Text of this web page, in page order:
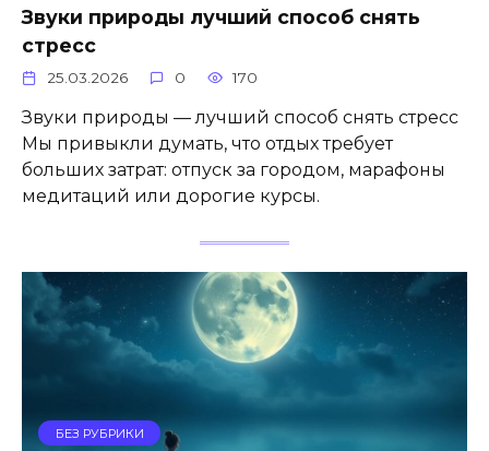
Звуки природы лучший способ снять
стресс
25.03.2026 0 170
Звуки природы — лучший способ снять стресс
Мы привыкли думать, что отдых требует
больших затрат: отпуск за городом, марафоны
медитаций или дорогие курсы.
БЕЗ РУБРИКИ